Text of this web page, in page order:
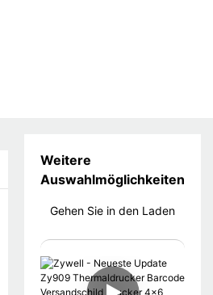
Weitere
Auswahlmöglichkeiten
Gehen Sie in den Laden